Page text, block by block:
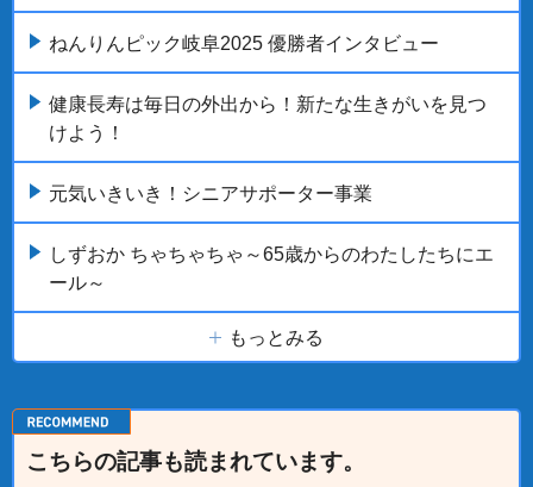
ねんりんピック岐阜2025 優勝者インタビュー
健康長寿は毎日の外出から！新たな生きがいを見つ
けよう！
元気いきいき！シニアサポーター事業
しずおか ちゃちゃちゃ～65歳からのわたしたちにエ
ール～
もっとみる
こちらの記事も読まれています。